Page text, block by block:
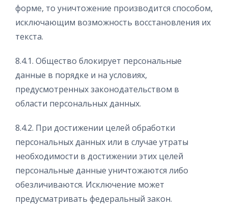
форме, то уничтожение производится способом,
исключающим возможность восстановления их
текста.
8.4.1. Общество блокирует персональные
данные в порядке и на условиях,
предусмотренных законодательством в
области персональных данных.
8.4.2. При достижении целей обработки
персональных данных или в случае утраты
необходимости в достижении этих целей
персональные данные уничтожаются либо
обезличиваются. Исключение может
предусматривать федеральный закон.